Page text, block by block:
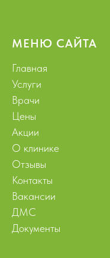
МЕНЮ САЙТА
Главная
Услуги
Врачи
Цены
Акции
О клинике
Отзывы
Контакты
Вакансии
ДМС
Документы